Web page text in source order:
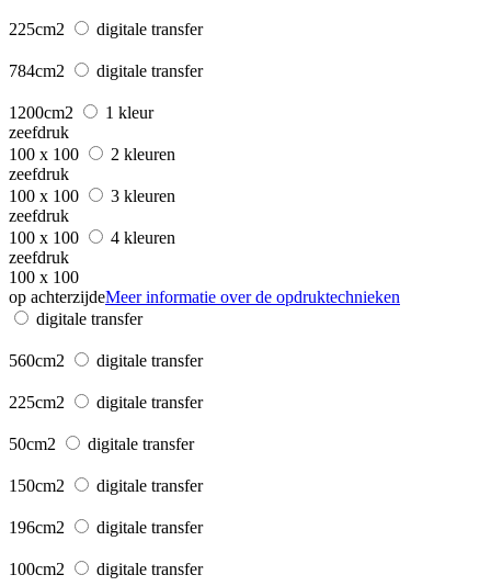
225cm2 digitale transfer
784cm2 digitale transfer
1200cm2
1 kleur
zeefdruk
100 x 100
2 kleuren
zeefdruk
100 x 100
3 kleuren
zeefdruk
100 x 100
4 kleuren
zeefdruk
100 x 100
op achterzijdeMeer informatie over de opdruktechnieken
digitale transfer
560cm2 digitale transfer
225cm2 digitale transfer
50cm2 digitale transfer
150cm2 digitale transfer
196cm2 digitale transfer
100cm2 digitale transfer